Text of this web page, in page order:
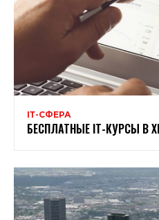
ІТ-СФЕРА
БЕСПЛАТНЫЕ ІТ-КУРСЫ В